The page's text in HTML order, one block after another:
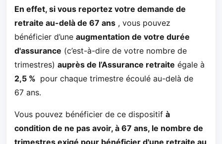
En effet, si vous reportez votre demande de
retraite au-delà de 67 ans , vous pouvez
bénéficier d’une augmentation de votre durée
d'assurance (c’est-à-dire de votre nombre de
trimestres) auprès de l’Assurance retraite égale à
2,5 % pour chaque trimestre écoulé au-delà de
67 ans.
Vous pouvez bénéficier de ce dispositif à
condition de ne pas avoir, à 67 ans, le nombre de
trimestres exigé pour bénéficier d'une retraite au